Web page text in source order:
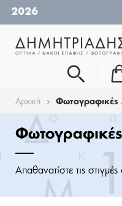
Αρχική
Απαθανατίστε τις